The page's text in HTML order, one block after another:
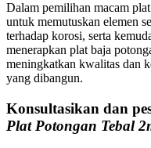
Dalam pemilihan macam
untuk memutuskan elemen
terhadap korosi, serta
menerapkan plat baja
meningkatkan kwalitas dan
yang dibangun.
Konsultasikan dan
Plat Potongan Tebal